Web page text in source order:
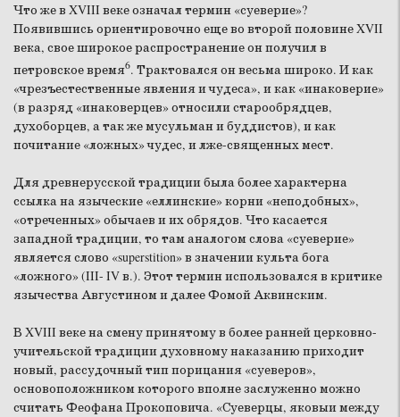
Что же в XVIII веке означал термин «суеверие»?
Появившись ориентировочно еще во второй половине XVII
века, свое широкое распространение он получил в
петровское время6. Трактовался он весьма широко. И как
«чрезъестественные явления и чудеса», и как «инаковерие»
(в разряд «инаковерцев» относили старообрядцев,
духоборцев, а так же мусульман и буддистов), и как
почитание «ложных» чудес, и лже-священных мест.
Для древнерусской традиции была более характерна
ссылка на языческие «еллинские» корни «неподобных»,
«отреченных» обычаев и их обрядов. Что касается
западной традиции, то там аналогом слова «суеверие»
является слово «superstition» в значении культа бога
«ложного» (III- IV в.). Этот термин использовался в критике
язычества Августином и далее Фомой Аквинским.
В XVIII веке на смену принятому в более ранней церковно-
учительской традиции духовному наказанию приходит
новый, рассудочный тип порицания «суеверов»,
основоположником которого вполне заслуженно можно
считать Феофана Прокоповича. «Суеверцы, яковыи между